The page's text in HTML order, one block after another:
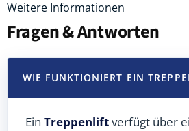
Weitere Informationen
Fragen & Antworten
WIE FUNKTIONIERT EIN
Ein Treppenliftverfügt über